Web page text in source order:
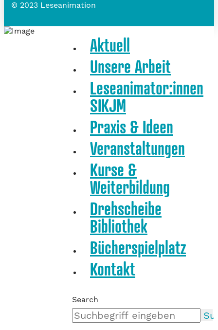
© 2023 Leseanimation
Aktuell
Unsere Arbeit
Leseanimator:innen
SIKJM
Praxis & Ideen
Veranstaltungen
Kurse &
Weiterbildung
Drehscheibe
Bibliothek
Bücherspielplatz
Kontakt
Search